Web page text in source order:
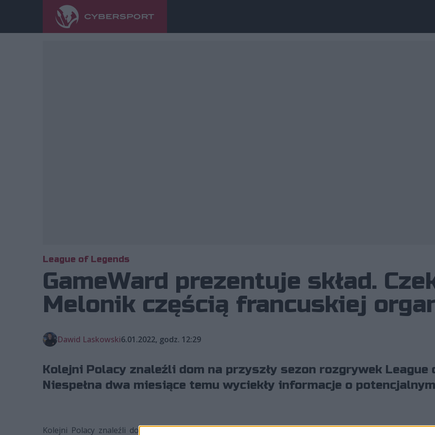
League of Legends
GameWard prezentuje skład.
Melonik częścią francuskiej
Dawid Laskowski6.01.2022, godz. 12:29
Kolejni Polacy znaleźli dom na przyszły sezon rozgrywek League
Niespełna dwa miesiące temu wyciekły informacje o potencjalnym
Kolejni Polacy znaleźli dom na przyszły sezon rozgrywekLeague of Legends. Niespełna dwa